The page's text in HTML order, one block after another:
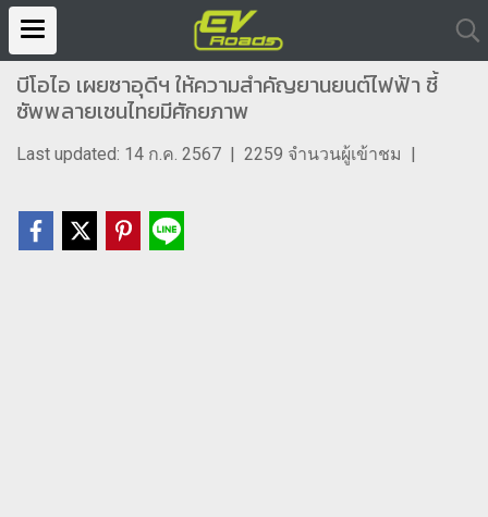
บีโอไอ เผยซาอุดีฯ ให้ความสำคัญยานยนต์ไฟฟ้า ชี้
ซัพพลายเชนไทยมีศักยภาพ
Last updated: 14 ก.ค. 2567 | 2259 จำนวนผู้เข้าชม |